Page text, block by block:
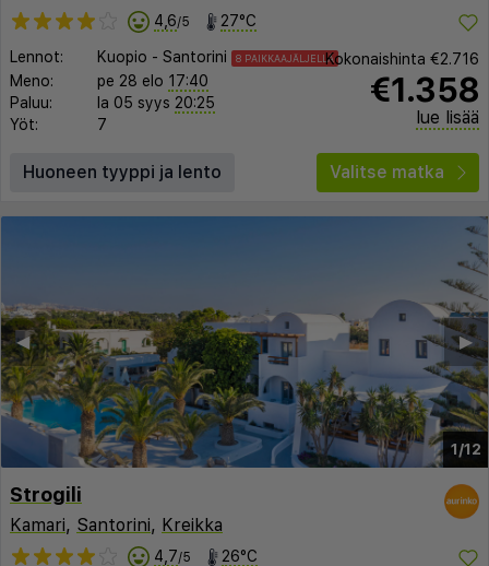
4,6/5 27°C
Lennot: Kuopio - Santorini 8 PAIKKAAJÄLJELLÄ
Meno: pe 28 elo 17:40
Paluu:
la 05 syys 20:25
Yöt:
7
Kokonaishinta €2.716
€1.358
lue lisää
Huoneen tyyppi ja lento Valitse matka
1/12
▶︎
◀︎
Strogili
Kamari, Santorini, Kreikka
4,7/5 26°C